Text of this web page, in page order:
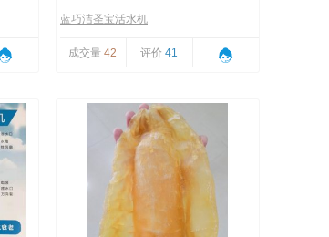
蓝巧洁圣宝活水机
成交量42 评价41